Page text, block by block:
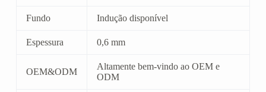
Fundo Indução disponível
Espessura 0,6 mm
OEM&ODM
Altamente bem-vindo ao OEM e
ODM